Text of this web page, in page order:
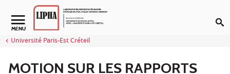
Aller au contenu
Navigation secondaire
MENU
Université Paris-Est Créteil
MOTION SUR LES RAPPORTS